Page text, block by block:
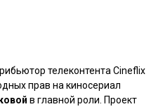
телеконтента Cineflix
прав на киносериал
в главной роли. Проект